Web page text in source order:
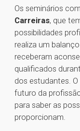
Os seminários
Carreiras, que
possibilidades
realiza um
receberam
qualificados
dos estudantes.
futuro da
para saber as
proporcionam.